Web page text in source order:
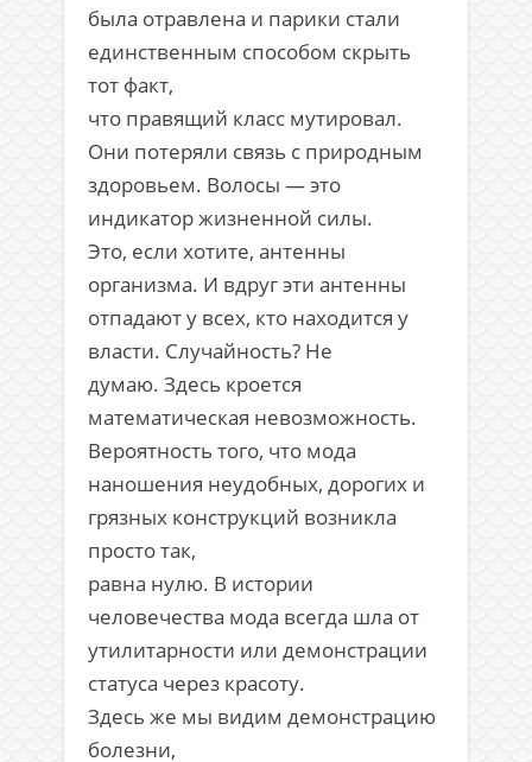
была отравлена и парики стали
единственным способом скрыть
тот факт,
что правящий класс мутировал.
Они потеряли связь с природным
здоровьем. Волосы — это
индикатор жизненной силы.
Это, если хотите, антенны
организма. И вдруг эти антенны
отпадают у всех, кто находится у
власти. Случайность? Не
думаю. Здесь кроется
математическая невозможность.
Вероятность того, что мода
наношения неудобных, дорогих и
грязных конструкций возникла
просто так,
равна нулю. В истории
человечества мода всегда шла от
утилитарности или демонстрации
статуса через красоту.
Здесь же мы видим демонстрацию
болезни,